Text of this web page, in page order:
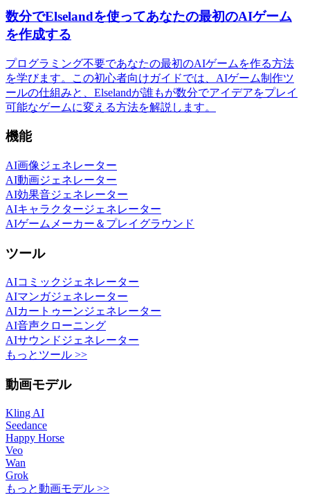
数分でElselandを使ってあなたの最初のAIゲーム
を作成する
プログラミング不要であなたの最初のAIゲームを作る方法
を学びます。この初心者向けガイドでは、AIゲーム制作ツ
ールの仕組みと、Elselandが誰もが数分でアイデアをプレイ
可能なゲームに変える方法を解説します。
機能
AI画像ジェネレーター
AI動画ジェネレーター
AI効果音ジェネレーター
AIキャラクタージェネレーター
AIゲームメーカー＆プレイグラウンド
ツール
AIコミックジェネレーター
AIマンガジェネレーター
AIカートゥーンジェネレーター
AI音声クローニング
AIサウンドジェネレーター
もっとツール >>
動画モデル
Kling AI
Seedance
Happy Horse
Veo
Wan
Grok
もっと動画モデル >>